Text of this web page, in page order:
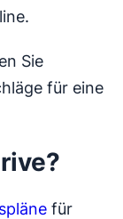
Sie
für eine
für